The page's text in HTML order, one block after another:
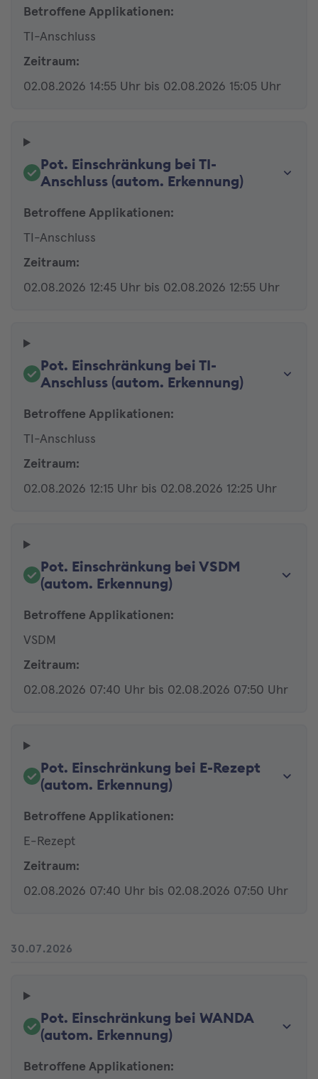
Betroffene Applikationen:
TI-Anschluss
Zeitraum:
02.08.2026 14:55 Uhr bis 02.08.2026 15:05 Uhr
Pot. Einschränkung bei TI-
Anschluss (autom. Erkennung)
Betroffene Applikationen:
TI-Anschluss
Zeitraum:
02.08.2026 12:45 Uhr bis 02.08.2026 12:55 Uhr
Pot. Einschränkung bei TI-
Anschluss (autom. Erkennung)
Betroffene Applikationen:
TI-Anschluss
Zeitraum:
02.08.2026 12:15 Uhr bis 02.08.2026 12:25 Uhr
Pot. Einschränkung bei VSDM
(autom. Erkennung)
Betroffene Applikationen:
VSDM
Zeitraum:
02.08.2026 07:40 Uhr bis 02.08.2026 07:50 Uhr
Pot. Einschränkung bei E-Rezept
(autom. Erkennung)
Betroffene Applikationen:
E-Rezept
Zeitraum:
02.08.2026 07:40 Uhr bis 02.08.2026 07:50 Uhr
30.07.2026
Pot. Einschränkung bei WANDA
(autom. Erkennung)
Betroffene Applikationen: